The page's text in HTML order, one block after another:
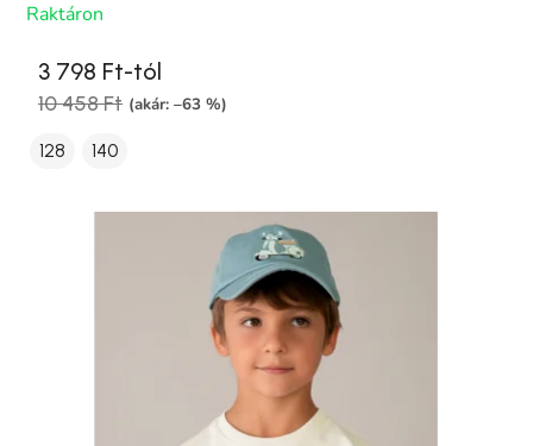
Raktáron
3 798 Ft-tól
10 458 Ft (akár: –63 %)
128 140